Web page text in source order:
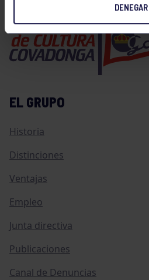
DENEGAR
EL GRUPO
Historia
Distinciones
Ventajas
Empleo
Junta directiva
Publicaciones
Canal de Denuncias